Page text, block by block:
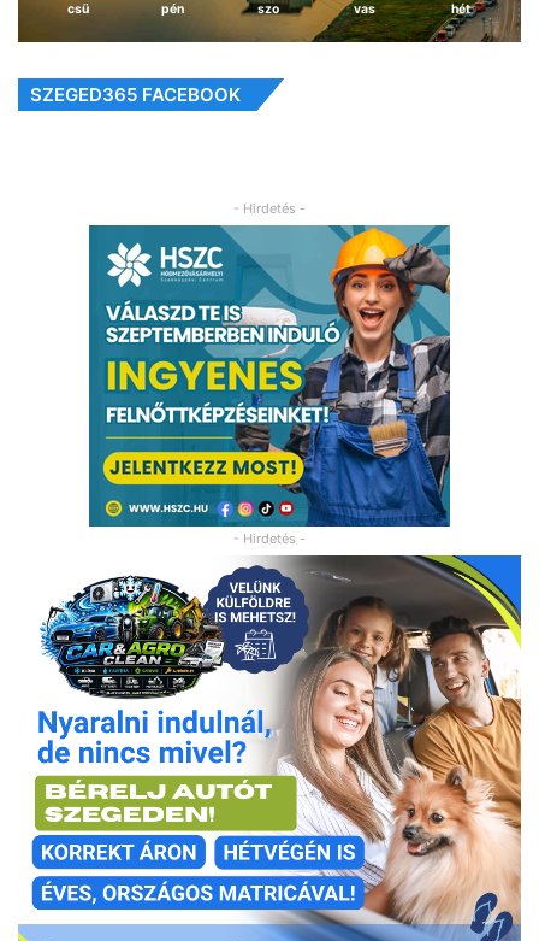
csü pén szo vas hét
SZEGED365 FACEBOOK
- Hirdetés -
- Hirdetés -